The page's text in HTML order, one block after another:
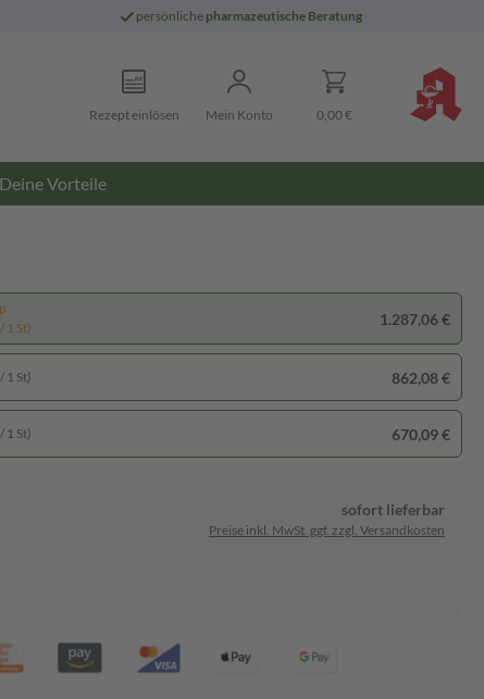
persönliche pharmazeutische Beratung
Rezept einlösen Mein Konto 0,00 €
Deine Vorteile
1 St)
1.287,06 €
1 St) 862,08 €
1 St) 670,09 €
sofort lieferbar
Preise inkl. MwSt. ggf. zzgl. Versandkosten